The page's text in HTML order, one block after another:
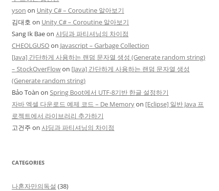
yson on Unity C# – Coroutine 알아보기
김대호 on Unity C# – Coroutine 알아보기
Sang Ik Baeon 샤딩과 파티셔닝의 차이점
CHEOLGUSOon Javascript – Garbage Collection
[Java] 간단하게 사용하는 랜덤 문자열 생성 (Generate random string)
– StockOverFlowon [Java] 간단하게 사용하는 랜덤 문자열 생성
(Generate random string)
Bảo Toàn on Spring Boot에서 UTF-8기반 한글 설정하기
자바 엑셀 다운로드 예제 코드 – De Memoryon [Eclipse] 일반 Java 프
로젝트에서 라이브러리 추가하기
고건주 on 샤딩과 파티셔닝의 차이점
CATEGORIES
나혼자만의독설 (38)